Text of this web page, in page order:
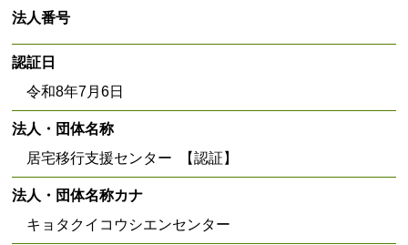
法人番号
認証日
令和8年7月6日
法人・団体名称
居宅移行支援センター 【認証】
法人・団体名称カナ
キョタクイコウシエンセンター